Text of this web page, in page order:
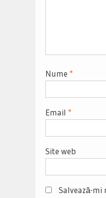
Nume *
Email *
Site web
Salvează-